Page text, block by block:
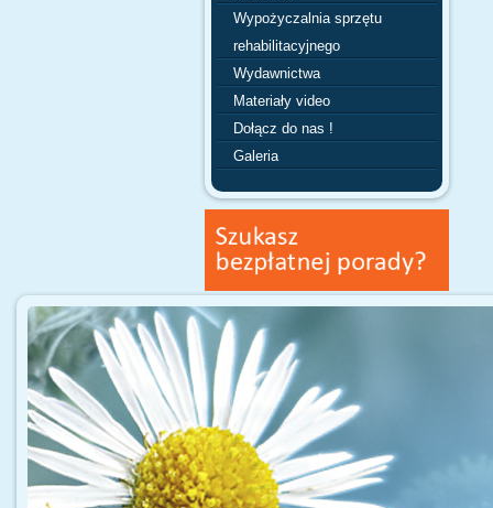
Wypożyczalnia sprzętu
rehabilitacyjnego
Wydawnictwa
Materiały video
Dołącz do nas !
Galeria